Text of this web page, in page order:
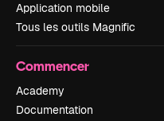
Application mobile
Tous les outils Magnific
Commencer
Academy
Documentation